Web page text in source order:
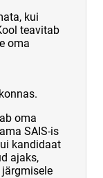
kui
teavitab
oma
oma
SAIS-is
kandidaat
ajaks,